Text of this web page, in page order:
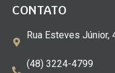
CONTATO
Rua Esteves
(48) 3224-4799